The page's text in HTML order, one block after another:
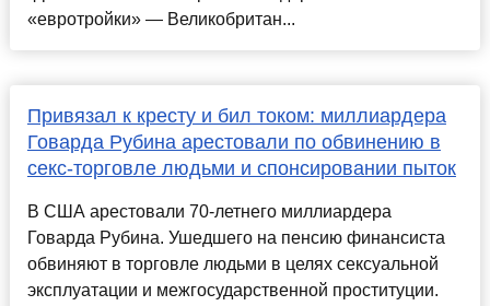
«евротройки» — Великобритан...
Привязал к кресту и бил током: миллиардера
Говарда Рубина арестовали по обвинению в
секс-торговле людьми и спонсировании пыток
В США арестовали 70-летнего миллиардера
Говарда Рубина. Ушедшего на пенсию финансиста
обвиняют в торговле людьми в целях сексуальной
эксплуатации и межгосударственной проституции.